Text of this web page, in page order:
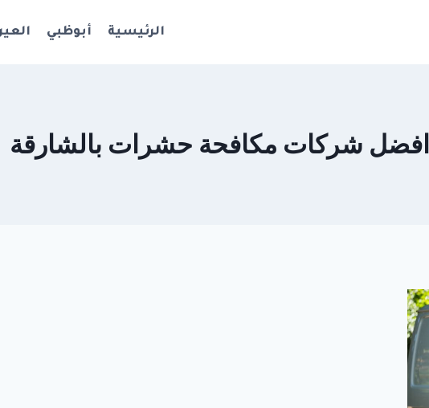
الرئيسية أبوظبي
افضل شركات مكافحة حشرات بالشارقة